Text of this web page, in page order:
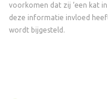
voorkomen dat zij ‘een kat
deze informatie invloed
wordt bijgesteld.